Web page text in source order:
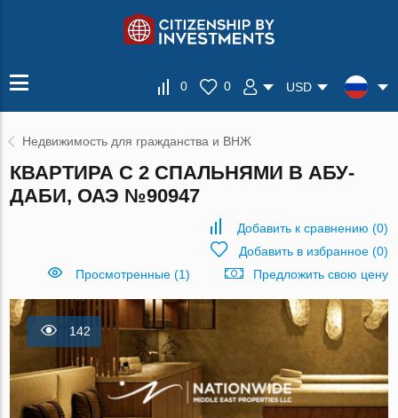
0 0 USD
Недвижимость для гражданства и ВНЖ
КВАРТИРА С 2 СПАЛЬНЯМИ В АБУ-
ДАБИ, ОАЭ №90947
Добавить к сравнению (0)
Добавить в избранное(0)
Просмотренные (1)
Предложить свою цену
142